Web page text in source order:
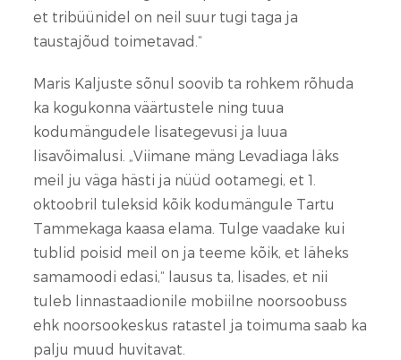
et tribüünidel on neil suur tugi taga ja
taustajõud toimetavad.“
Maris Kaljuste sõnul soovib ta rohkem rõhuda
ka kogukonna väärtustele ning tuua
kodumängudele lisategevusi ja luua
lisavõimalusi. „Viimane mäng Levadiaga läks
meil ju väga hästi ja nüüd ootamegi, et 1.
oktoobril tuleksid kõik kodumängule Tartu
Tammekaga kaasa elama. Tulge vaadake kui
tublid poisid meil on ja teeme kõik, et läheks
samamoodi edasi,“ lausus ta, lisades, et nii
tuleb linnastaadionile mobiilne noorsoobuss
ehk noorsookeskus ratastel ja toimuma saab ka
palju muud huvitavat.